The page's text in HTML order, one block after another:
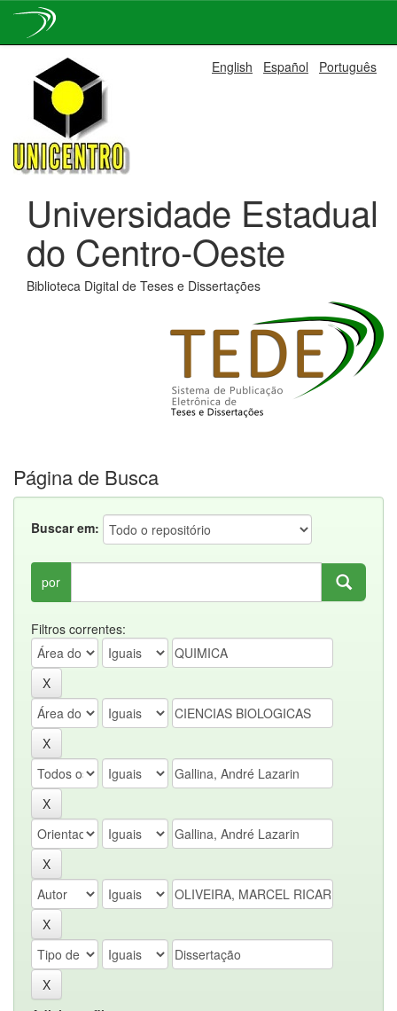
navigation
English Español Português
Universidade Estadual
do Centro-Oeste
Biblioteca Digital de Teses e Dissertações
Página de Busca
Buscar em:
por
Filtros correntes: